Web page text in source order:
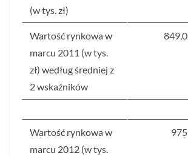
(w tys. zł)
Wartość rynkowa w
marcu 2011 (w tys.
zł) według średniej z
2 wskaźników
849,0
Wartość rynkowa w
marcu 2012 (w tys.
975